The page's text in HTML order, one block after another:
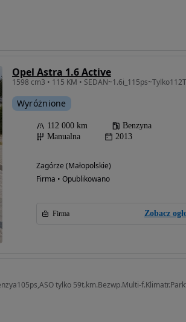
Opel Astra 1.6 Active
Wyróżnione
112 000 km
Benzyna
Manualna
2013
Zagórze (Małopolskie)
Firma • Opublikowano
Firma Zobacz